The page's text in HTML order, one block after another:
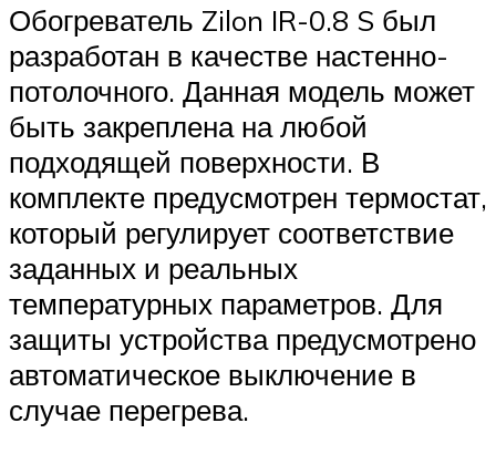
Обогреватель Zilon IR-0.8 S был
разработан в качестве настенно-
потолочного. Данная модель может
быть закреплена на любой
подходящей поверхности. В
комплекте предусмотрен термостат,
который регулирует соответствие
заданных и реальных
температурных параметров. Для
защиты устройства предусмотрено
автоматическое выключение в
случае перегрева.